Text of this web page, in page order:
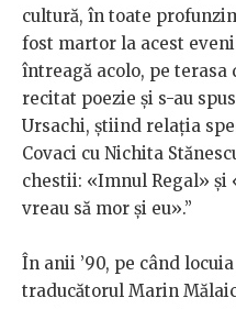
cultură, în toate
fost martor la acest
întreagă acolo, pe terasa
recitat poezie și s-au
Ursachi, știind relația
Covaci cu Nichita
chestii: «Imnul Regal» și
vreau să mor și eu».”
În anii ’90, pe când
traducătorul Marin